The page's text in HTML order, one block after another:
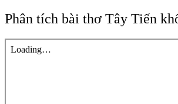
Phân tích bài thơ Tây Tiến